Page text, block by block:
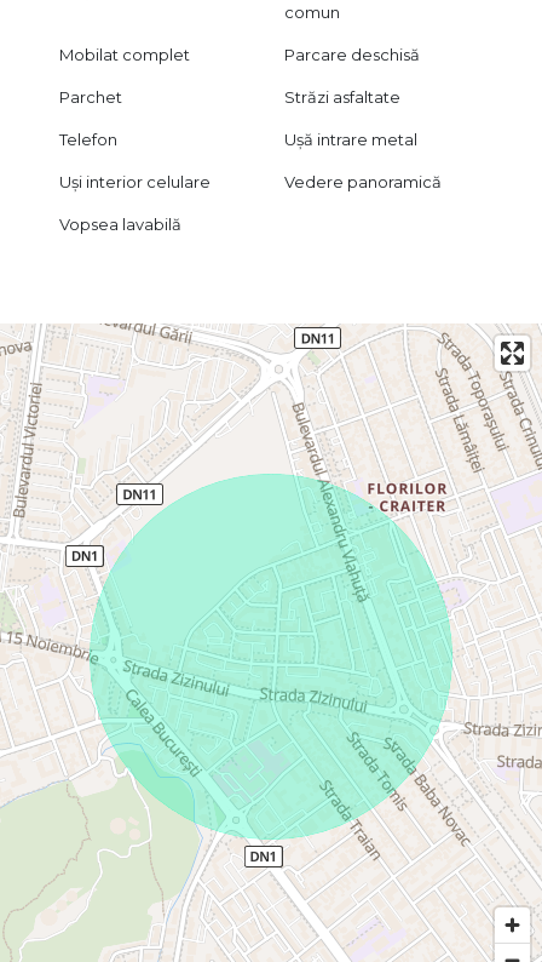
comun
Mobilat complet Parcare deschisă
Parchet Străzi asfaltate
Telefon Ușă intrare metal
Uși interior celulare Vedere panoramică
Vopsea lavabilă